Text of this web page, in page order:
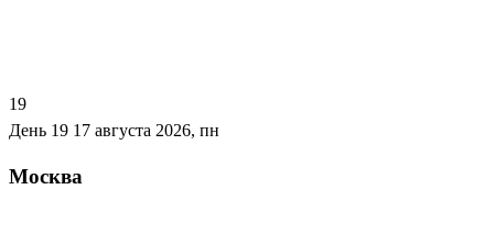
19
День 19 17 августа 2026, пн
Москва